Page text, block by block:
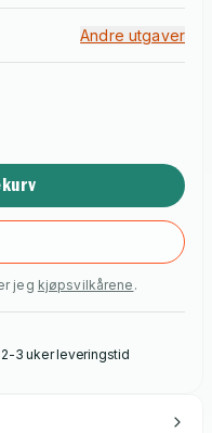
Andre utgaver
jeg kjøpsvilkårene .
3 uker leveringstid